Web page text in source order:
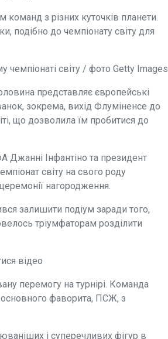
з різних куточків планети.
подібно до чемпіонату світу для
світу / фото Getty Images
представляє європейські
зокрема, вихід Флуміненсе до
що дозволила їм пробитися до
Джанні Інфантіно та президент
світу на свого роду
нагородження.
залишити подіум заради того,
тріумфаторам розділити
відео
перемогу на турнірі. Команда
фаворита, ПСЖ, з
і суперечливих фігур в